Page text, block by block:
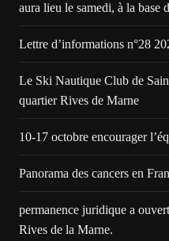
aura lieu le samedi, à la base
Lettre d’informations n°28
Le Ski Nautique Club de
quartier Rives de Marne
10-17 octobre encourager
Panorama des cancers en
permanence juridique a
Rives de la Marne.